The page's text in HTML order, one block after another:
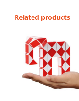
Related products